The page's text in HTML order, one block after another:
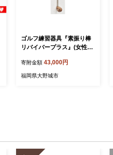
ゴルフ練習器具『素振り棒
リバイバープラス』(女性用)
バープラス 素振り棒 ゴルフ
練習 スポーツ ゴルフスイン
寄附金額 43,000円
福岡県大野城市